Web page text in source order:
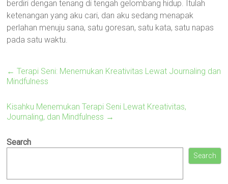
berdiri dengan tenang di tengah gelombang hidup. Itulah
ketenangan yang aku cari, dan aku sedang menapak
perlahan menuju sana, satu goresan, satu kata, satu napas
pada satu waktu.
← Terapi Seni: Menemukan Kreativitas Lewat Journaling dan
Mindfulness
Kisahku Menemukan Terapi Seni Lewat Kreativitas,
Journaling, dan Mindfulness →
Search
Search